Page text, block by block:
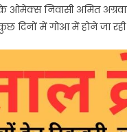
ओमेक्स निवासी अमित
दिनों में गोआ में होने जा